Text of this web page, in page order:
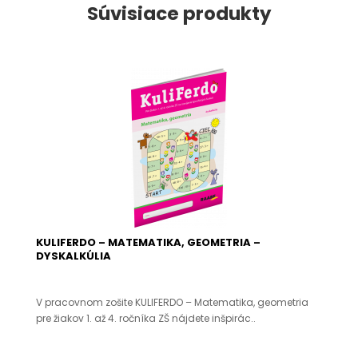
Súvisiace produkty
KULIFERDO – MATEMATIKA, GEOMETRIA –
DYSKALKÚLIA
V pracovnom zošite KULIFERDO – Matematika, geometria
pre žiakov 1. až 4. ročníka ZŠ nájdete inšpirác..